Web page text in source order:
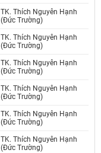
TK. Thích Nguyên Hạnh
(Đức Trường)
TK. Thích Nguyên Hạnh
(Đức Trường)
TK. Thích Nguyên Hạnh
(Đức Trường)
TK. Thích Nguyên Hạnh
(Đức Trường)
TK. Thích Nguyên Hạnh
(Đức Trường)
TK. Thích Nguyên Hạnh
(Đức Trường)